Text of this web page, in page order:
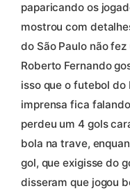
paparicando os
mostrou com
do São Paulo não
Roberto Fernando
isso que o futebol do
imprensa fica
perdeu um 4 gols
bola na trave,
gol, que exigisse do
disseram que jogou